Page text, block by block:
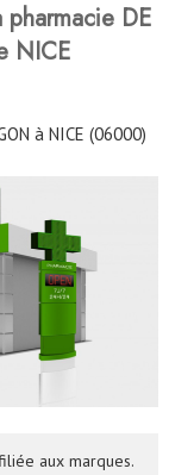
DE
NICE
à NICE (06000)
aux marques.